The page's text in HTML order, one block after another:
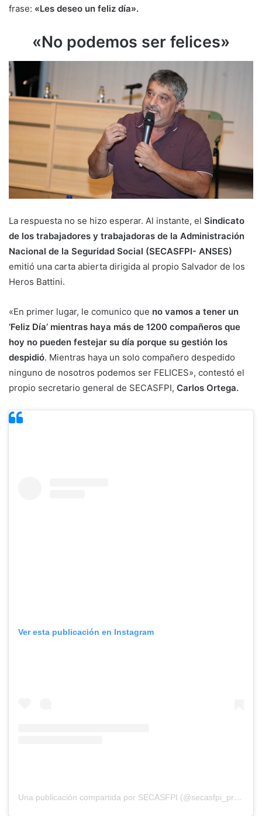
frase: «Les deseo un feliz día».
«No podemos ser felices»
La respuesta no se hizo esperar. Al instante, el Sindicato
de los trabajadores y trabajadoras de la Administración
Nacional de la Seguridad Social (SECASFPI- ANSES)
emitió una carta abierta dirigida al propio Salvador de los
Heros Battini.
«En primer lugar, le comunico que no vamos a tener un
‘Feliz Día’ mientras haya más de 1200 compañeros que
hoy no pueden festejar su día porque su gestión los
despidió. Mientras haya un solo compañero despedido
ninguno de nosotros podemos ser FELICES», contestó el
propio secretario general de SECASFPI, Carlos Ortega.
Ver esta publicación en Instagram
Una publicación compartida por SECASFPI (@secasfpi_prensa)